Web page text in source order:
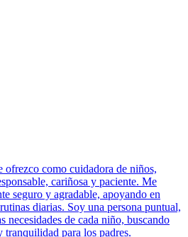
como cuidadora de niños,
cariñosa y paciente. Me
seguro y agradable, apoyando en
diarias. Soy una persona puntual,
necesidades de cada niño, buscando
tranquilidad para los padres.